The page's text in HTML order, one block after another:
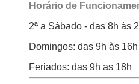
Horário de
2ª a Sábado - das 8h às
Domingos: das 9h às 16h
Feriados: das 9h as 18h